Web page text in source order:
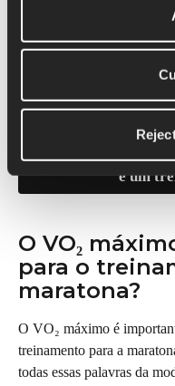
É por isso que um treino
Corridas leves
Intervalos
Qual é a
e um
O VO₂
para o
maratona?
O VO₂ máximo é
treinamento para a
todas essas palavras da